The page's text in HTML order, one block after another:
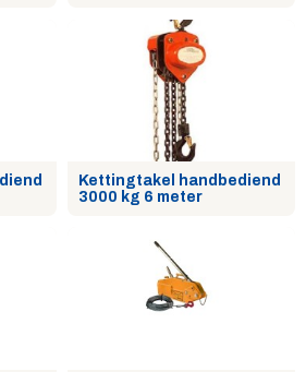
Kettingtakel handbediend
3000 kg 6 meter